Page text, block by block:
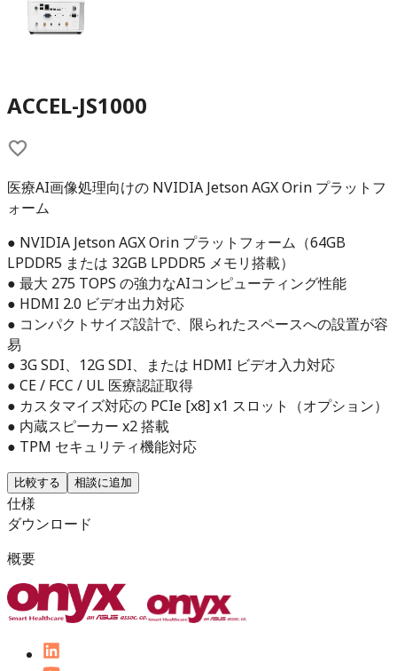
ACCEL-JS1000
医療AI画像処理向けの NVIDIA Jetson AGX Orin プラットフ
ォーム
● NVIDIA Jetson AGX Orin プラットフォーム（64GB
LPDDR5 または 32GB LPDDR5 メモリ搭載）
● 最大 275 TOPS の強力なAIコンピューティング性能
● HDMI 2.0 ビデオ出力対応
● コンパクトサイズ設計で、限られたスペースへの設置が容
易
● 3G SDI、12G SDI、または HDMI ビデオ入力対応
● CE / FCC / UL 医療認証取得
● カスタマイズ対応の PCIe [x8] x1 スロット（オプション）
● 内蔵スピーカー x2 搭載
● TPM セキュリティ機能対応
比較する 相談に追加
仕様
ダウンロード
概要